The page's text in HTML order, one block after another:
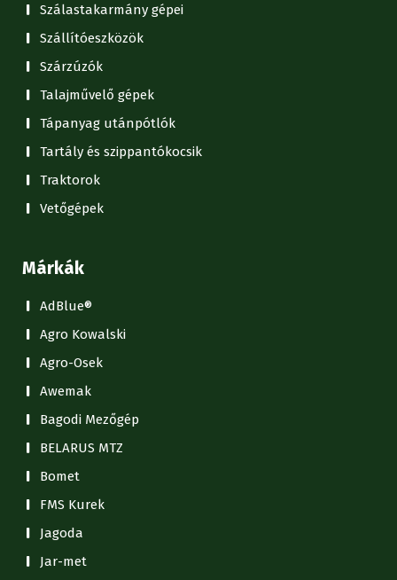
Szálastakarmány gépei
Szállítóeszközök
Szárzúzók
Talajművelő gépek
Tápanyag utánpótlók
Tartály és szippantókocsik
Traktorok
Vetőgépek
Márkák
AdBlue®
Agro Kowalski
Agro-Osek
Awemak
Bagodi Mezőgép
BELARUS MTZ
Bomet
FMS Kurek
Jagoda
Jar-met